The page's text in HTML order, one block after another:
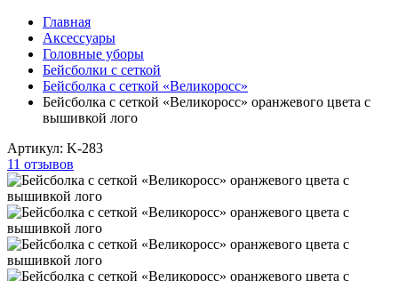
Главная
Аксессуары
Головные уборы
Бейсболки с сеткой
Бейсболка с сеткой «Великоросс»
Бейсболка с сеткой «Великоросс» оранжевого цвета с
вышивкой лого
Артикул: K-283
11 отзывов